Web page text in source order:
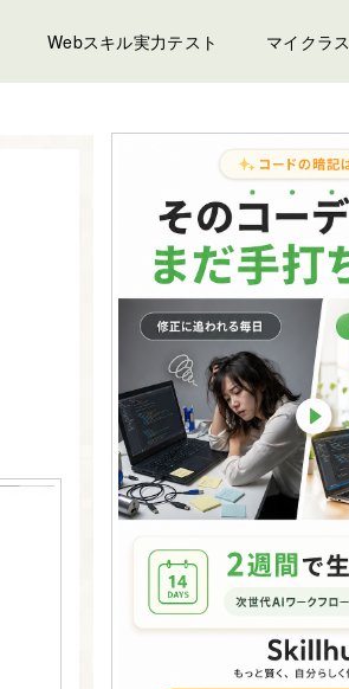
Webスキル実力テスト マイクラス